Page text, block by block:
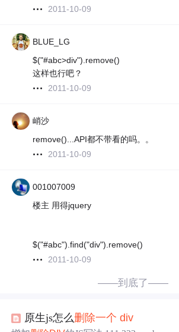
2011-10-09
BLUE_LG
$("#abc>div").remove()
这样也行吧？
2011-10-09
峭沙
remove()...API都不带看的吗。。
2011-10-09
001007009
楼主 用得jquery
$("#abc").find("div").remove()
2011-10-09
——到底了——
原生js怎么删除一个 div